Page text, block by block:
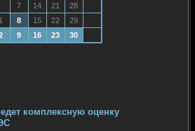
7 14 21
28
1 8 15 22
29
9 16 23 30
комплексную оценку